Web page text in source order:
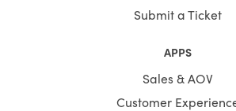
Submit a Ticket
APPS
Sales & AOV
Customer